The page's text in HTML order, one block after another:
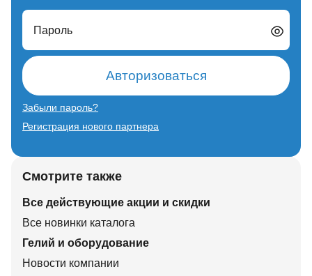
Пароль
Авторизоваться
Забыли пароль?
Регистрация нового партнера
Смотрите также
Все действующие акции и скидки
Все новинки каталога
Гелий и оборудование
Новости компании